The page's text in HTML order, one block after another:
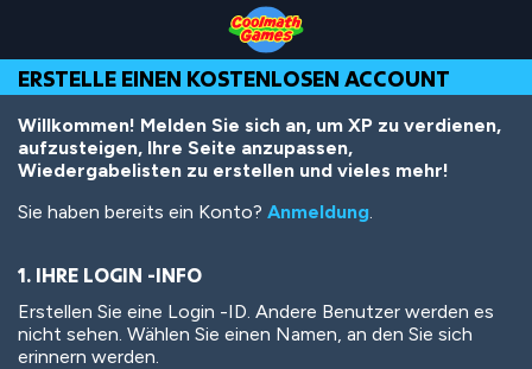
Top
of
Page
Navigation
Main
Content
Footer
Inhalt
ERSTELLE EINEN KOSTENLOSEN ACCOUNT
Willkommen! Melden Sie sich an, um XP zu verdienen,
aufzusteigen, Ihre Seite anzupassen,
Wiedergabelisten zu erstellen und vieles mehr!
Sie haben bereits ein Konto? Anmeldung.
1. IHRE LOGIN -INFO
Erstellen Sie eine Login -ID. Andere Benutzer werden es
nicht sehen. Wählen Sie einen Namen, an den Sie sich
erinnern werden.